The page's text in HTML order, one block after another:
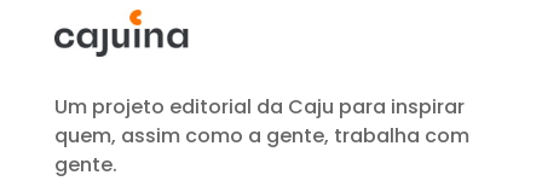
Um projeto editorial da Caju para inspirar
quem, assim como a gente, trabalha com
gente.